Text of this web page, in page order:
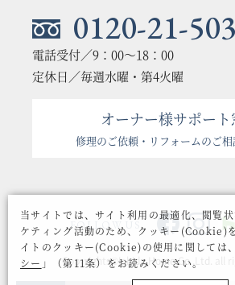
当サイトでは、サイト利用の最適化、閲覧
ケティング活動のため、クッキー(Cookie)
イトのクッキー(Cookie)の使用に関しては
シー 」（第11条）をお読みください。
0120-21-
電話受付／9：00〜18：00
定休日／毎週水曜・第4火曜
FOLLOW US
オーナー様サポート
修理のご依頼・リフォームのご相
Copyrights©Ishida Home Co.,Ltd. all